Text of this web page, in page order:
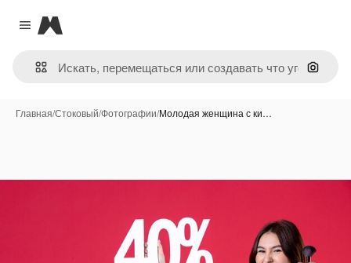
Close menu
Magnific
Поиск
Главная/Стоковый/Фотографии/Молодая женщина с ки…